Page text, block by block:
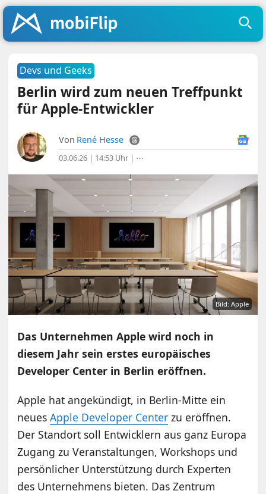
Devs und Geeks
Berlin wird zum neuen Treffpunkt
für Apple-Entwickler
Von René Hesse
03.06.26 | 14:53 Uhr | ⋯
Bild: Apple
Das Unternehmen Apple wird noch in
diesem Jahr sein erstes europäisches
Developer Center in Berlin eröffnen.
Apple hat angekündigt, in Berlin-Mitte ein
neuesApple Developer Center zu eröffnen.
Der Standort soll Entwicklern aus ganz Europa
Zugang zu Veranstaltungen, Workshops und
persönlicher Unterstützung durch Experten
des Unternehmens bieten. Das Zentrum